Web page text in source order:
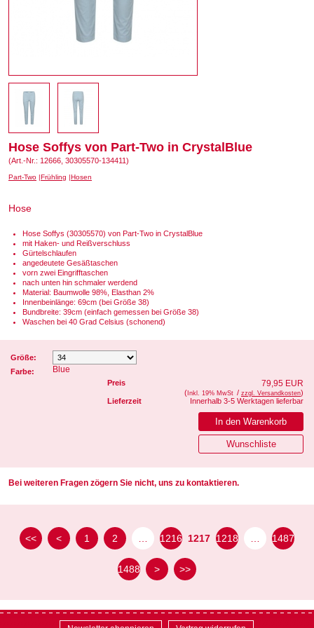
Hose Soffys von Part-Two in CrystalBlue
(Art.-Nr.: 12666, 30305570-134411)
Part-Two Frühling Hosen
Hose
Hose Soffys (30305570) von Part-Two in CrystalBlue
mit Haken- und Reißverschluss
Gürtelschlaufen
angedeutete Gesäßtaschen
vorn zwei Eingrifftaschen
nach unten hin schmaler werdend
Material: Baumwolle 98%, Elasthan 2%
Innenbeinlänge: 69cm (bei Größe 38)
Bundbreite: 39cm (einfach gemessen bei Größe 38)
Waschen bei 40 Grad Celsius (schonend)
Größe:
Farbe:
Blue
Preis 79,95 EUR
( Inkl. 19% MwSt / zzgl. Versandkosten)
Lieferzeit
Innerhalb 3-5 Werktagen lieferbar
Bei weiteren Fragen zögern Sie nicht, uns zu kontaktieren.
<< < 1 2 1216 1217 1218 1487
1488 > >>